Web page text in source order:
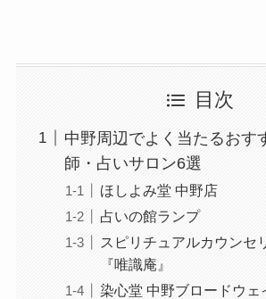
目次
中野周辺でよく当たるおす
師・占いサロン6選
ほしよみ堂 中野店
占いの館ランプ
スピリチュアルカウンセ
『唯識庵』
染心堂 中野ブロードウェ